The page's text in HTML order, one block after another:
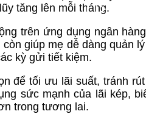
tăng lên mỗi tháng.
trên ứng dụng ngân
giúp mẹ dễ dàng quản
kỳ gửi tiết kiệm.
để tối ưu lãi suất, tránh
sức mạnh của lãi kép,
trong tương lai.